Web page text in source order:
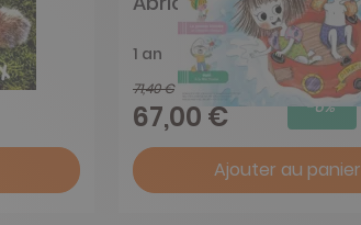
1 an
71,40 €
67,00 € -6%
Ajouter au panier